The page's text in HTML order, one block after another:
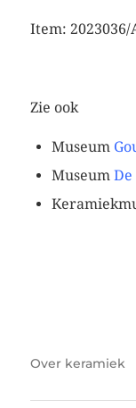
Item: 2023036/
Zie ook
Museum
Museum
Over keramiek